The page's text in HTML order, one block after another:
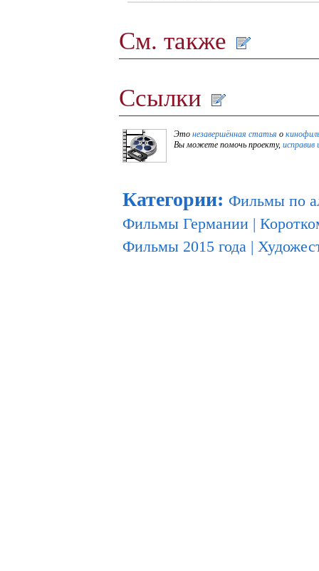
См. также
Ссылки
Это незавершённая статья о
Вы можете помочь проекту, исправив
Категории: Фильмы по
Фильмы Германии |
Фильмы 2015 года |